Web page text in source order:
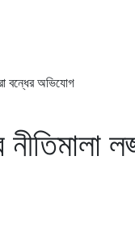
বন্ধের অভিযোগ